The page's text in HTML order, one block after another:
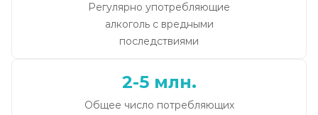
Регулярно употребляющие
алкоголь с вредными
последствиями
2-5 млн.
Общее число потребляющих